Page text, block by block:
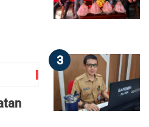
3